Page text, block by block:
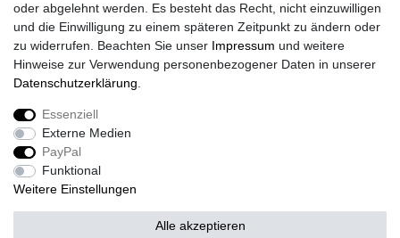
Impressum
Widerrufs­recht
oder abgelehnt werden. Es besteht das Recht, nicht einzuwilligen
und die Einwilligung zu einem späteren Zeitpunkt zu ändern oder
zu widerrufen. Beachten Sie unser Impressum und weitere
Hinweise zur Verwendung personenbezogener Daten in unserer
Daten­schutz­erklärung
Essenziell
Externe Medien
PayPal
Funktional
Weitere Einstellungen
Alle akzeptieren